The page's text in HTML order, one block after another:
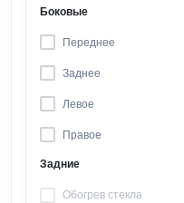
Боковые
Переднее
Заднее
Левое
Правое
Задние
Обогрев стекла